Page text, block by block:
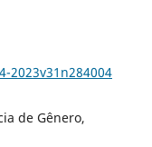
2023v31n284004
de Gênero,